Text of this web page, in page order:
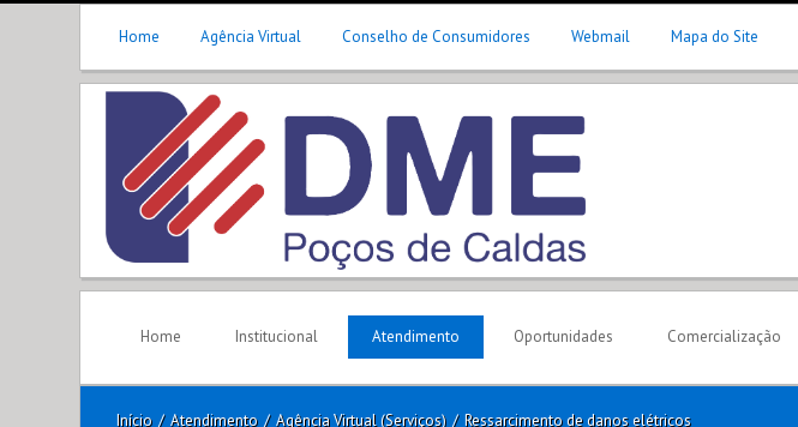
Home Agência Virtual Conselho de Consumidores Webmail Mapa do Site
Home Institucional Atendimento Oportunidades Comercialização
Início / Atendimento / Agência Virtual (Serviços) / Ressarcimento de danos elétricos